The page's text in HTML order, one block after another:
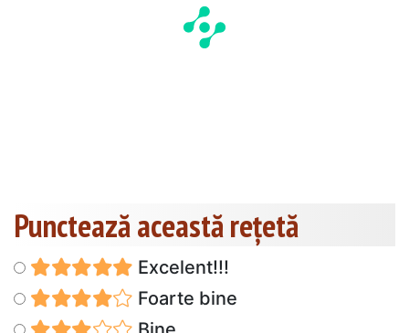
Punctează această reţetă
Excelent!!!
Foarte bine